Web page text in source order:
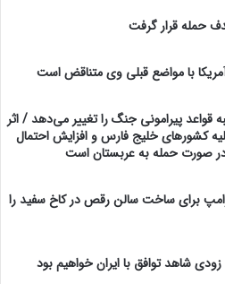
حمله قرار گرفت
با مواضع قبلی وی متناقض است
قواعد پیرامونی جنگ را تغییر می‌دهد / اثر
کشور‌های خلیج فارس و افزایش احتمال
در صورت حمله به عربستان است
برای ساخت سالن رقص در کاخ سفید را
زودی شاهد توافق با ایران خواهیم بود